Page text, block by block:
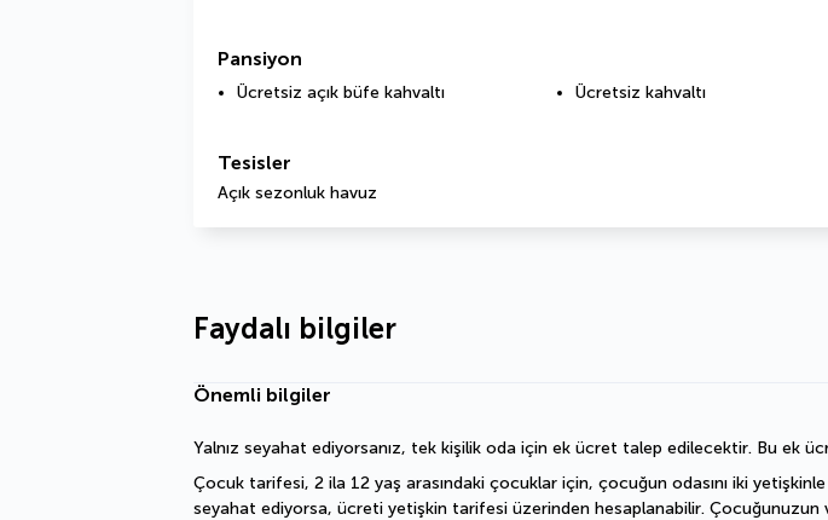
Pansiyon
Ücretsiz açık büfe kahvaltı Ücretsiz kahvaltı
Tesisler
Açık sezonluk havuz
Faydalı bilgiler
Önemli bilgiler
Yalnız seyahat ediyorsanız, tek kişilik oda için ek ücret talep edilecektir. Bu ek
Çocuk tarifesi, 2 ila 12 yaş arasındaki çocuklar için, çocuğun odasını iki
seyahat ediyorsa, ücreti yetişkin tarifesi üzerinden hesaplanabilir. Çocuğunuzun